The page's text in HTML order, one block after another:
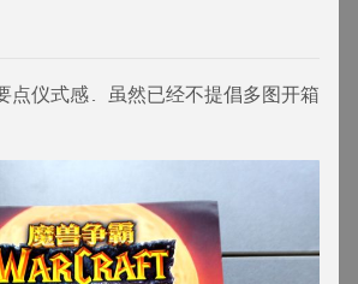
点仪式感. 虽然已经不提倡多图开箱